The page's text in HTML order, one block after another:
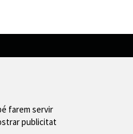
farem servir
publicitat